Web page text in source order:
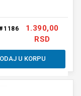
1.390,00
RSD
U KORPU